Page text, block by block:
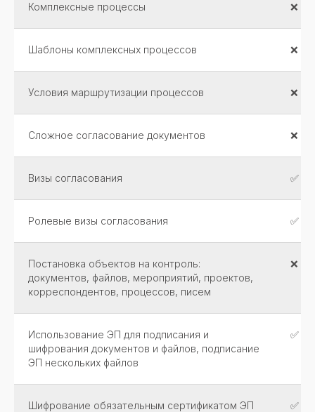
Комплексные процессы ❌
Шаблоны комплексных процессов ❌
Условия маршрутизации процессов ❌
Сложное согласование документов ❌
Визы согласования ✅
Ролевые визы согласования ✅
Постановка объектов на контроль:
документов, файлов, мероприятий, проектов,
корреспондентов, процессов, писем
❌
Использование ЭП для подписания и
шифрования документов и файлов, подписание
ЭП нескольких файлов
✅
Шифрование обязательным сертификатом ЭП ✅